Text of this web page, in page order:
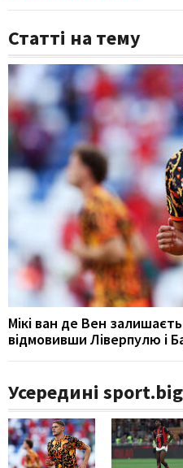
Статті на тему
Мікі ван де Вен
відмовивши Ліверпулю і
Усередині